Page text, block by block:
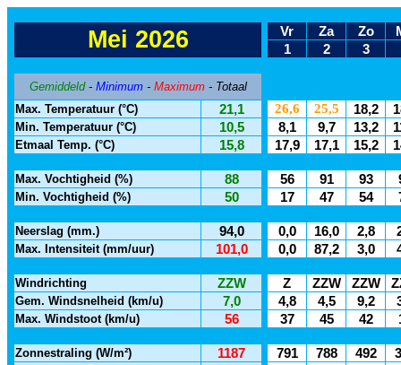
Mei 2026 Vr Za Zo
1
2 3
Gemiddeld - Minimum - Maximum - Totaal
Max. Temperatuur (°C)
21,1 26,6 25,5 18,2
Min. Temperatuur (°C) 10,5 8,1 9,7 13,2
Etmaal Temp. (°C) 15,8 17,9 17,1 15,2
Max. Vochtigheid (%) 88 56 91 93
Min. Vochtigheid (%) 50 17 47 54
Neerslag (mm.) 94,0 0,0 16,0 2,8
Max. Intensiteit (mm/uur) 101,0 0,0 87,2 3,0
Windrichting ZZW Z ZZW ZZW
Gem. Windsnelheid (km/u) 7,0 4,8 4,5 9,2
Max. Windstoot (km/u) 56 37 45 42
Zonnestraling (W/m²) 1187 791 788 492